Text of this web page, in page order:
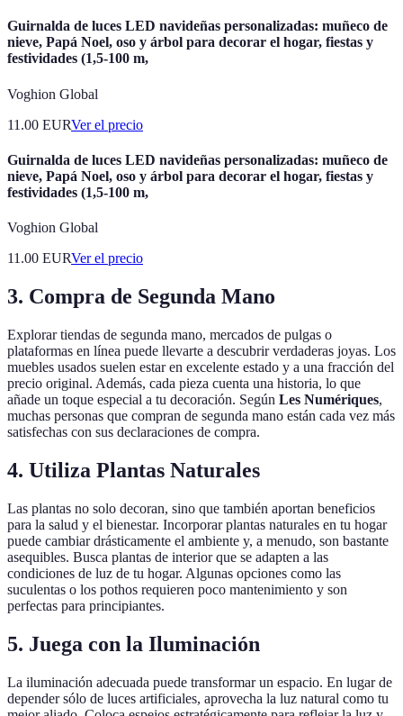
Guirnalda de luces LED navideñas personalizadas: muñeco de
nieve, Papá Noel, oso y árbol para decorar el hogar, fiestas y
festividades (1,5-100 m,
Voghion Global
11.00 EURVer el precio
Guirnalda de luces LED navideñas personalizadas: muñeco de
nieve, Papá Noel, oso y árbol para decorar el hogar, fiestas y
festividades (1,5-100 m,
Voghion Global
11.00 EURVer el precio
3. Compra de Segunda Mano
Explorar tiendas de segunda mano, mercados de pulgas o
plataformas en línea puede llevarte a descubrir verdaderas joyas. Los
muebles usados suelen estar en excelente estado y a una fracción del
precio original. Además, cada pieza cuenta una historia, lo que
añade un toque especial a tu decoración. Según Les Numériques,
muchas personas que compran de segunda mano están cada vez más
satisfechas con sus declaraciones de compra.
4. Utiliza Plantas Naturales
Las plantas no solo decoran, sino que también aportan beneficios
para la salud y el bienestar. Incorporar plantas naturales en tu hogar
puede cambiar drásticamente el ambiente y, a menudo, son bastante
asequibles. Busca plantas de interior que se adapten a las
condiciones de luz de tu hogar. Algunas opciones como las
suculentas o los pothos requieren poco mantenimiento y son
perfectas para principiantes.
5. Juega con la Iluminación
La iluminación adecuada puede transformar un espacio. En lugar de
depender sólo de luces artificiales, aprovecha la luz natural como tu